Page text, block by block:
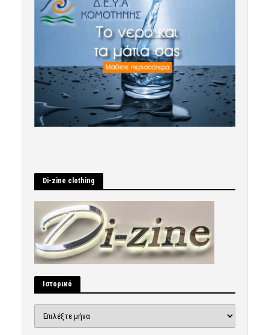
Di-zine clothing
Ιστορικό